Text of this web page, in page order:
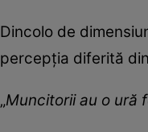
Dincolo de
percepția diferită
„Muncitorii au o ură